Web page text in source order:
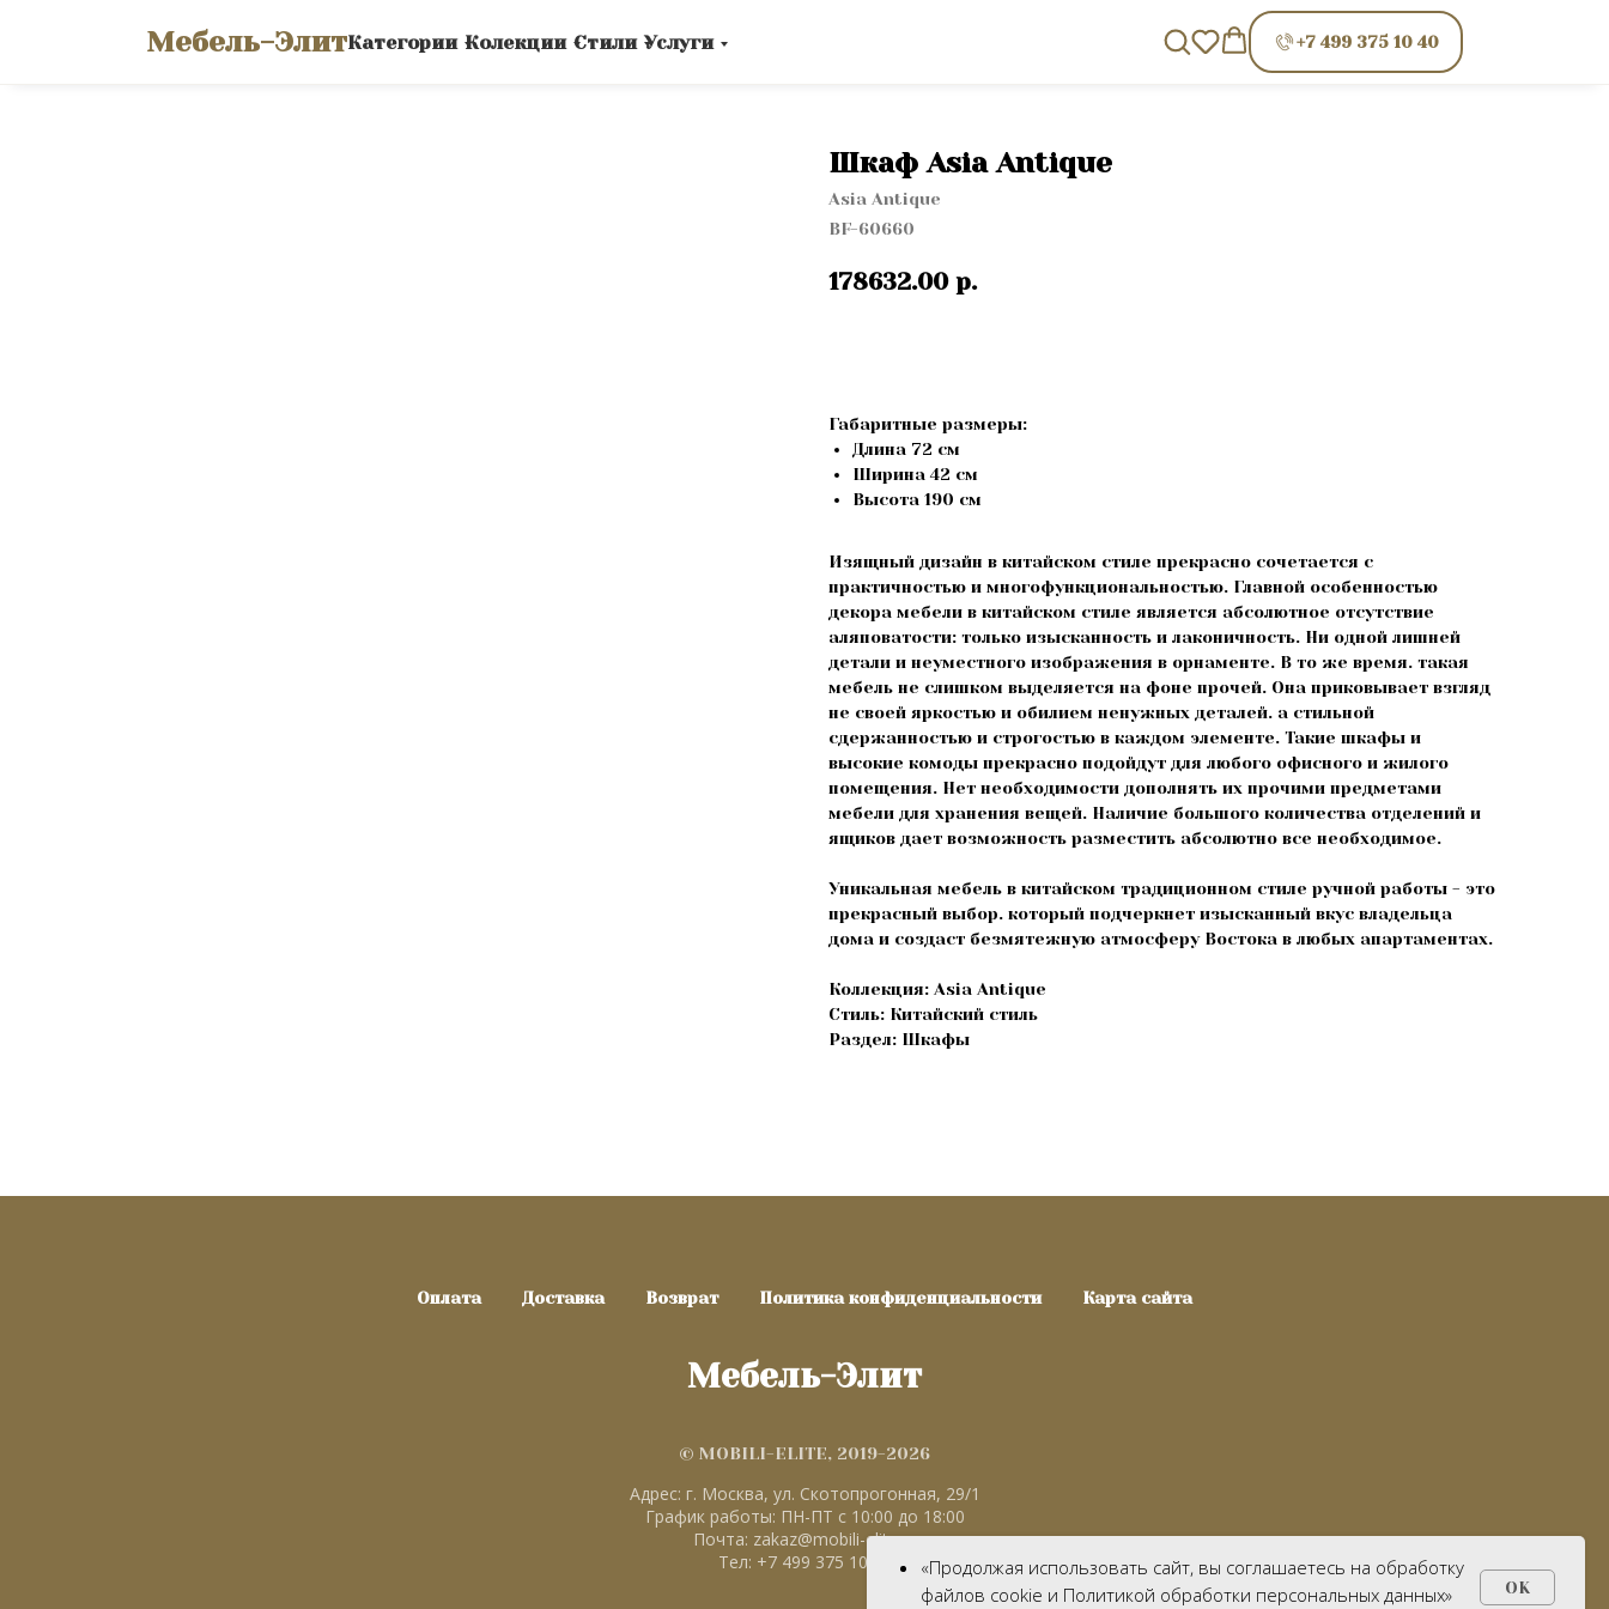
Мебель-ЭлитКатегории Колекции Стили Услуги +7 499 375 10 40
Шкаф Asia Antique
Asia Antique
BF-60660
178632.00 р.
Габаритные размеры:
Длина 72 см
Ширина 42 см
Высота 190 cм
Изящный дизайн в китайском стиле прекрасно сочетается с
практичностью и многофункциональностью. Главной особенностью
декора мебели в китайском стиле является абсолютное отсутствие
аляповатости: только изысканность и лаконичность. Ни одной лишней
детали и неуместного изображения в орнаменте. В то же время. такая
мебель не слишком выделяется на фоне прочей. Она приковывает взгляд
не своей яркостью и обилием ненужных деталей. а стильной
сдержанностью и строгостью в каждом элементе. Такие шкафы и
высокие комоды прекрасно подойдут для любого офисного и жилого
помещения. Нет необходимости дополнять их прочими предметами
мебели для хранения вещей. Наличие большого количества отделений и
ящиков дает возможность разместить абсолютно все необходимое.
Уникальная мебель в китайском традиционном стиле ручной работы - это
прекрасный выбор. который подчеркнет изысканный вкус владельца
дома и создаст безмятежную атмосферу Востока в любых апартаментах.
Коллекция: Asia Antique
Стиль: Китайский стиль
Раздел: Шкафы
Оплата Доставка Возврат Политика конфиденциальности Карта сайта
Мебель-Элит
© MOBILI-ELITE, 2019-2026
Адрес: г. Москва, ул. Скотопрогонная, 29/1
График работы: ПН-ПТ с 10:00 до 18:00
Почта: zakaz@mobili-elite.ru
Тел: +7 499 375 10 40
«Продолжая использовать сайт, вы соглашаетесь на обработку
файлов cookie и Политикой обработки персональных данных»
OK